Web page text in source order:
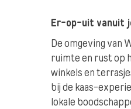
Er-op-uit vanuit
De omgeving van
ruimte en rust op
winkels en
bij de kaas-
lokale